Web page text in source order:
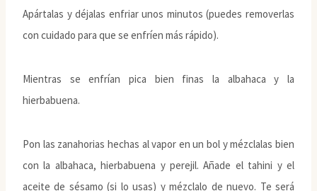
Apártalas y déjalas enfriar unos minutos (puedes removerlas
con cuidado para que se enfríen más rápido).
Mientras se enfrían pica bien finas la albahaca y la
hierbabuena.
Pon las zanahorias hechas al vapor en un bol y mézclalas bien
con la albahaca, hierbabuena y perejil. Añade el tahini y el
aceite de sésamo (si lo usas) y mézclalo de nuevo. Te será